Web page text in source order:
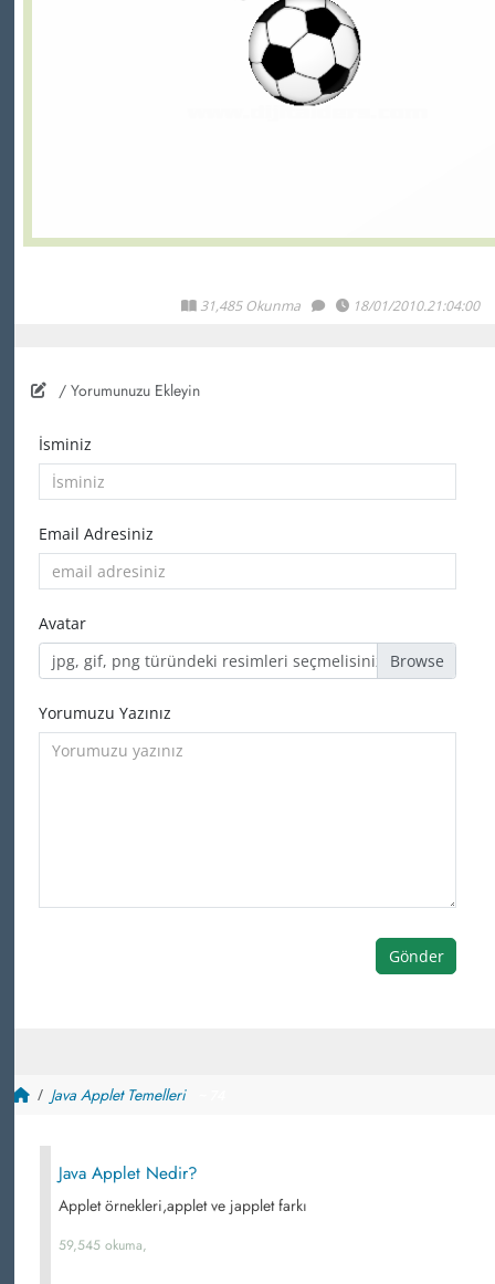
31,485 Okunma 18/01/2010.21:04:00
/ Yorumunuzu Ekleyin
İsminiz
Email Adresiniz
Avatar
jpg, gif, png türündeki resimleri seçmelisiniz
Yorumuzu Yazınız
Gönder
Java Applet Temelleri
Java Applet Nedir?
Applet örnekleri,applet ve japplet farkı
59,545 okuma,